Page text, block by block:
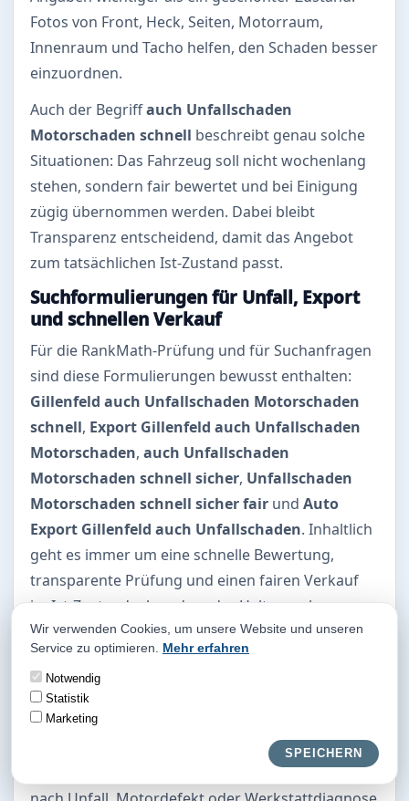
Fotos von Front, Heck, Seiten, Motorraum,
Innenraum und Tacho helfen, den Schaden besser
einzuordnen.
Auch der Begriffauch Unfallschaden
Motorschaden schnell beschreibt genau solche
Situationen: Das Fahrzeug soll nicht wochenlang
stehen, sondern fair bewertet und bei Einigung
zügig übernommen werden. Dabei bleibt
Transparenz entscheidend, damit das Angebot
zum tatsächlichen Ist-Zustand passt.
Suchformulierungen für Unfall, Export
und schnellen Verkauf
Für die RankMath-Prüfung und für Suchanfragen
sind diese Formulierungen bewusst enthalten:
Gillenfeld auch Unfallschaden Motorschaden
schnell, Export Gillenfeld auch Unfallschaden
Motorschaden, auch Unfallschaden
Motorschaden schnell sicher, Unfallschaden
Motorschaden schnell sicher fair und Auto
Export Gillenfeld auch Unfallschaden. Inhaltlich
geht es immer um eine schnelle Bewertung,
transparente Prüfung und einen fairen Verkauf
im Ist-Zustand, ohne dass der Halter vorher
weitere Reparaturkosten tragen muss.
Für Verkäufer zählt oft eine schnelle und sichere
Motorschaden-Abwicklung ohne neue Kosten.
Unfallschaden,
, wenn ein Auto
Wir verwenden Cookies, um unsere Website und unseren
Service zu optimieren. Mehr erfahren
Notwendig
Statistik
Marketing
SPEICHERN